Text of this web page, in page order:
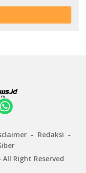
Redaksi
Right Reserved